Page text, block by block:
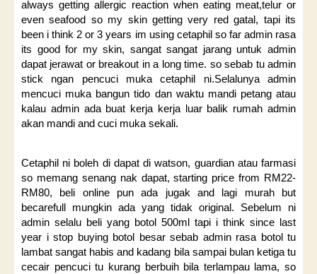
always getting allergic reaction when eating meat,telur or
even seafood so my skin getting very red gatal, tapi its
been i think 2 or 3 years im using cetaphil so far admin rasa
its good for my skin, sangat sangat jarang untuk admin
dapat jerawat or breakout in a long time. so sebab tu admin
stick ngan pencuci muka cetaphil ni.Selalunya admin
mencuci muka bangun tido dan waktu mandi petang atau
kalau admin ada buat kerja kerja luar balik rumah admin
akan mandi and cuci muka sekali.
Cetaphil ni boleh di dapat di watson, guardian atau farmasi
so memang senang nak dapat, starting price from RM22-
RM80, beli online pun ada jugak and lagi murah but
becarefull mungkin ada yang tidak original. Sebelum ni
admin selalu beli yang botol 500ml tapi i think since last
year i stop buying botol besar sebab admin rasa botol tu
lambat sangat habis and kadang bila sampai bulan ketiga tu
cecair pencuci tu kurang berbuih bila terlampau lama, so